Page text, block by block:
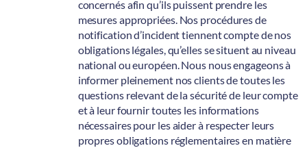
concernés afin qu’ils puissent prendre les
mesures appropriées. Nos procédures de
notification d’incident tiennent compte de nos
obligations légales, qu’elles se situent au niveau
national ou européen. Nous nous engageons à
informer pleinement nos clients de toutes les
questions relevant de la sécurité de leur compte
et à leur fournir toutes les informations
nécessaires pour les aider à respecter leurs
propres obligations réglementaires en matière